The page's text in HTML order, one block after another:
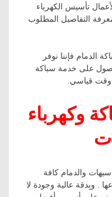
تأسيس الكهرباء
التفاصيل المطلوب
الدمام فإننا نوفر
على خدمة سباكة
وقت قياسي.
وكهرباء
والدمام كافة
. وبِدقة عالية وجودة لا